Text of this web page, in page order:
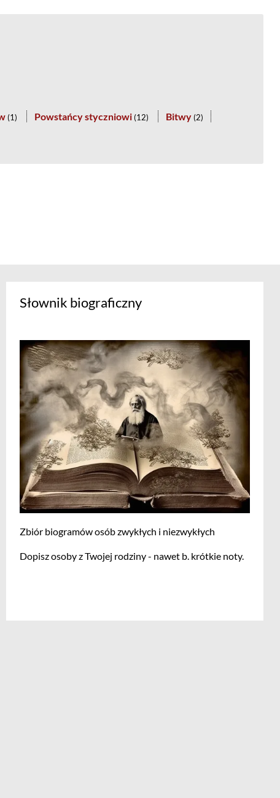
(1) Powstańcy styczniowi (12) Bitwy (2)
Słownik biograficzny
Zbiór biogramów osób zwykłych i niezwykłych
Dopisz osoby z Twojej rodziny - nawet b. krótkie noty.